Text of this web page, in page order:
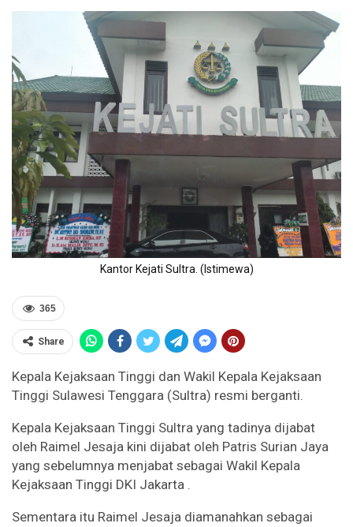
Kantor Kejati Sultra. (Istimewa)
365
Share
Kepala Kejaksaan Tinggi dan Wakil Kepala Kejaksaan
Tinggi Sulawesi Tenggara (Sultra) resmi berganti.
Kepala Kejaksaan Tinggi Sultra yang tadinya dijabat
oleh Raimel Jesaja kini dijabat oleh Patris Surian Jaya
yang sebelumnya menjabat sebagai Wakil Kepala
Kejaksaan Tinggi DKI Jakarta .
Sementara itu Raimel Jesaja diamanahkan sebagai